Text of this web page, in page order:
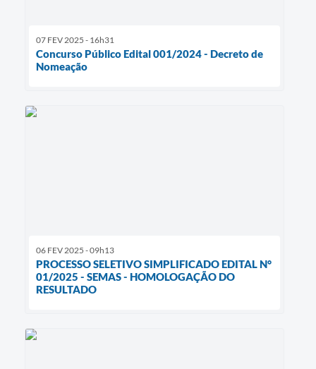
07 FEV 2025 - 16h31
Concurso Público Edital 001/2024 - Decreto de
Nomeação
06 FEV 2025 - 09h13
PROCESSO SELETIVO SIMPLIFICADO EDITAL N°
01/2025 - SEMAS - HOMOLOGAÇÃO DO
RESULTADO